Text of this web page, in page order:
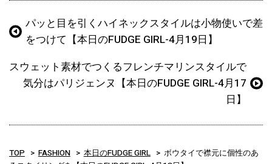
パッと目を引くハイネックスタイルは小物使いで差
をつけて【本日のFUDGE GIRL-4月19日】
スウェット素材でつくるフレンチマリンスタイルで
気分はパリジェンヌ【本日のFUDGE GIRL-4月17
日】
TOP FASHION 本日のFUDGE GIRL
ボウタイで襟元に個性のあ